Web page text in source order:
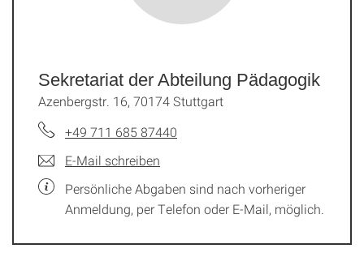
Sekretariat der Abteilung Pädagogik
Azenbergstr. 16, 70174 Stuttgart
+49 711 685 87440
E-Mail schreiben
Persönliche Abgaben sind nach vorheriger
Anmeldung, per Telefon oder E-Mail, möglich.